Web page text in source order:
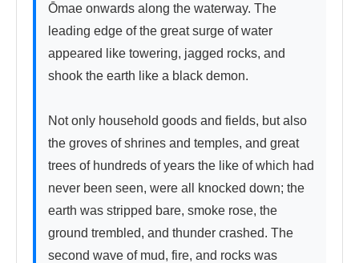
Ōmae onwards along the waterway. The
leading edge of the great surge of water
appeared like towering, jagged rocks, and
shook the earth like a black demon.
Not only household goods and fields, but also
the groves of shrines and temples, and great
trees of hundreds of years the like of which had
never been seen, were all knocked down; the
earth was stripped bare, smoke rose, the
ground trembled, and thunder crashed. The
second wave of mud, fire, and rocks was